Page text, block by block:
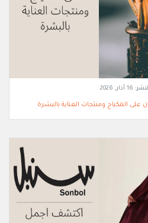
16 آذار, 2026
المكياج ومنتجات العناية بالبشرة